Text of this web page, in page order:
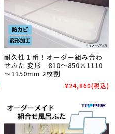
耐久性１番！オーダー組み合わ
せふた 変形 810～850×1110
～1150mm 2枚割
¥24,860(税込)